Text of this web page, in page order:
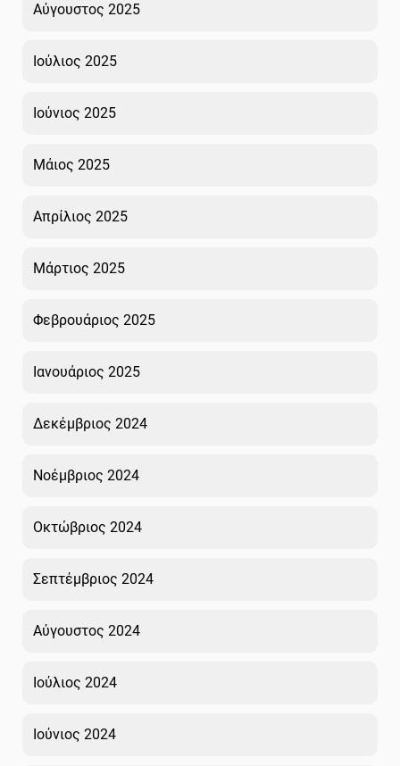
Αύγουστος 2025
Ιούλιος 2025
Ιούνιος 2025
Μάιος 2025
Απρίλιος 2025
Μάρτιος 2025
Φεβρουάριος 2025
Ιανουάριος 2025
Δεκέμβριος 2024
Νοέμβριος 2024
Οκτώβριος 2024
Σεπτέμβριος 2024
Αύγουστος 2024
Ιούλιος 2024
Ιούνιος 2024